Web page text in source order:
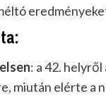
: a 42. helyről
miután elérte a